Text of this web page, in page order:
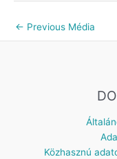
← Previous Média
Közhasznú